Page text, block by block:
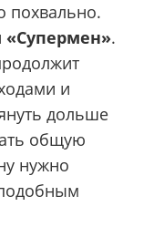
похвально.
«Супермен».
и
дольше
общую
нужно